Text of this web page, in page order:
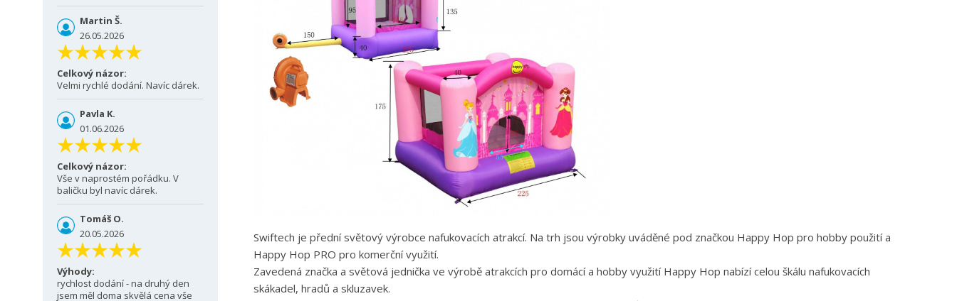
Martin Š.
26.05.2026
Celkový názor:
Velmi rychlé dodání. Navíc dárek.
Pavla K.
01.06.2026
Celkový názor:
Vše v naprostém pořádku. V
baličku byl navíc dárek.
Tomáš O.
20.05.2026
Výhody:
rychlost dodání - na druhý den
jsem měl doma skvělá cena vše
Swiftech je přední světový výrobce nafukovacích atrakcí. Na trh jsou výrobky uváděné pod značkou Happy Hop pro hobby použití a
Happy Hop PRO pro komerční využití.
Zavedená značka a světová jednička ve výrobě atrakcích pro domácí a hobby využití Happy Hop nabízí celou škálu nafukovacích
skákadel, hradů a skluzavek.